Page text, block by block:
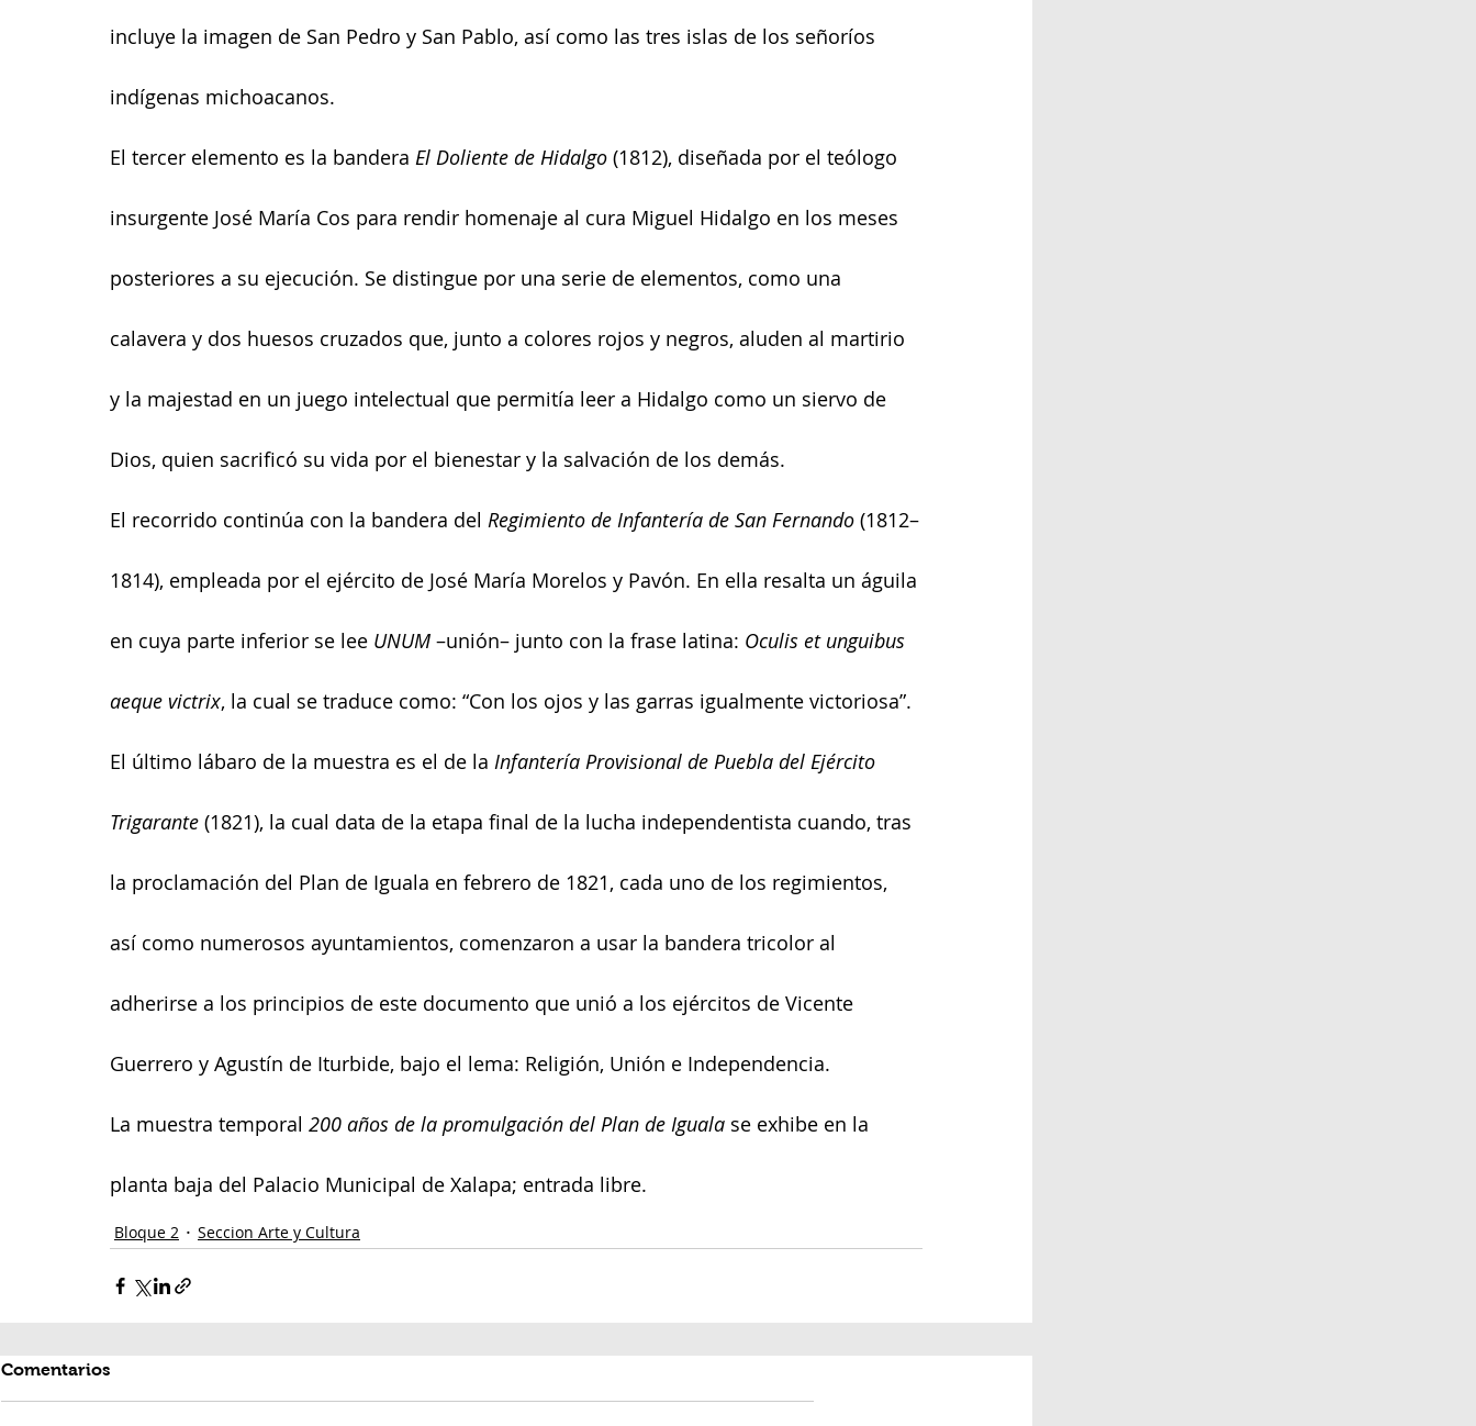
incluye la imagen de San Pedro y San Pablo, así como las tres islas de los señoríos
indígenas michoacanos.
El tercer elemento es la bandera El Doliente de Hidalgo (1812), diseñada por el teólogo
insurgente José María Cos para rendir homenaje al cura Miguel Hidalgo en los meses
posteriores a su ejecución. Se distingue por una serie de elementos, como una
calavera y dos huesos cruzados que, junto a colores rojos y negros, aluden al martirio
y la majestad en un juego intelectual que permitía leer a Hidalgo como un siervo de
Dios, quien sacrificó su vida por el bienestar y la salvación de los demás.
El recorrido continúa con la bandera del Regimiento de Infantería de San Fernando (1812–
1814), empleada por el ejército de José María Morelos y Pavón. En ella resalta un águila
en cuya parte inferior se lee UNUM –unión– junto con la frase latina: Oculis et unguibus
aeque victrix, la cual se traduce como: “Con los ojos y las garras igualmente victoriosa”.
El último lábaro de la muestra es el de la Infantería Provisional de Puebla del Ejército
Trigarante (1821), la cual data de la etapa final de la lucha independentista cuando, tras
la proclamación del Plan de Iguala en febrero de 1821, cada uno de los regimientos,
así como numerosos ayuntamientos, comenzaron a usar la bandera tricolor al
adherirse a los principios de este documento que unió a los ejércitos de Vicente
Guerrero y Agustín de Iturbide, bajo el lema: Religión, Unión e Independencia.
La muestra temporal 200 años de la promulgación del Plan de Iguala se exhibe en la
planta baja del Palacio Municipal de Xalapa; entrada libre.
Bloque 2 Seccion Arte y Cultura
Comentarios